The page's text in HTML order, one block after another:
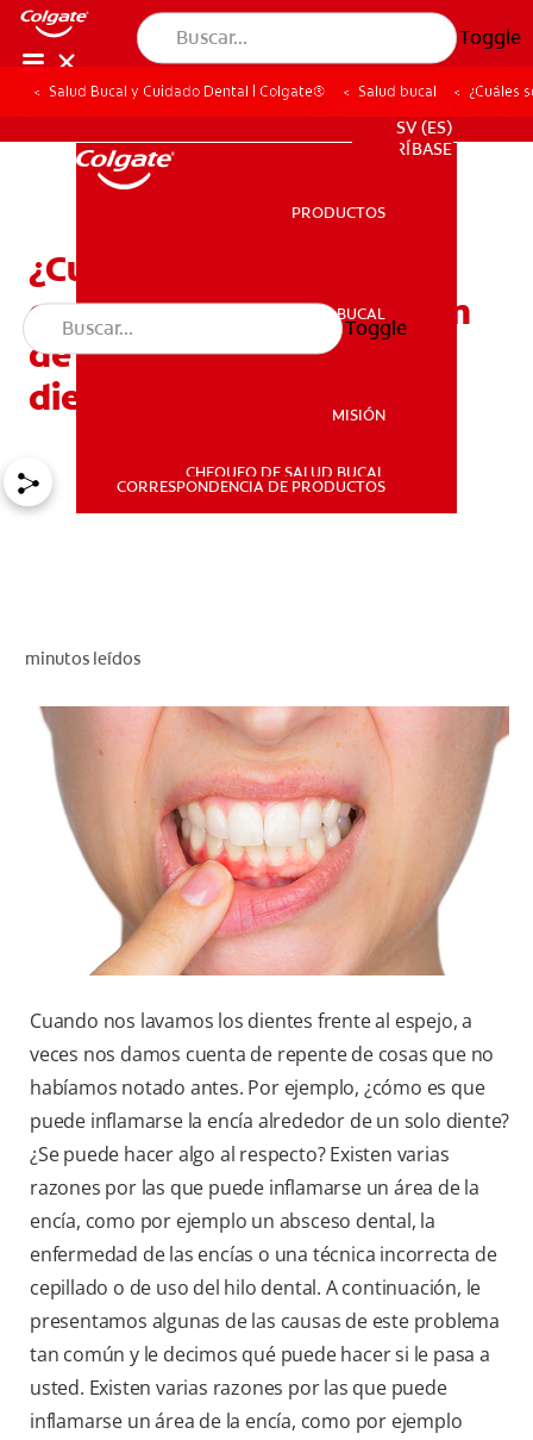
Toggle
SALUD BUCAL
SV (ES)
SUSCRÍBASE
SV (ES)
SUSCRÍBASE
PRODUCTOS
SALUD BUCAL
MISIÓN
CHEQUEO DE SALUD BUCAL
CORRESPONDENCIA DE PRODUCTOS
Toggle
Salud Bucal y Cuidado Dental | Colgate® Salud bucal ¿Cuáles
¿Cuáles son las posibles
causas de una inflamación
de encía alrededor de un
diente?
minutos leídos
Cuando nos lavamos los dientes frente al espejo, a
veces nos damos cuenta de repente de cosas que no
habíamos notado antes. Por ejemplo, ¿cómo es que
puede inflamarse la encía alrededor de un solo diente?
¿Se puede hacer algo al respecto? Existen varias
razones por las que puede inflamarse un área de la
encía, como por ejemplo un absceso dental, la
enfermedad de las encías o una técnica incorrecta de
cepillado o de uso del hilo dental. A continuación, le
presentamos algunas de las causas de este problema
tan común y le decimos qué puede hacer si le pasa a
usted. Existen varias razones por las que puede
inflamarse un área de la encía, como por ejemplo